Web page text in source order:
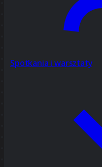
Spotkania i warsztaty